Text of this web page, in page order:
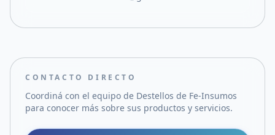
CONTACTO DIRECTO
Coordiná con el equipo de Destellos de Fe-Insumos
para conocer más sobre sus productos y servicios.